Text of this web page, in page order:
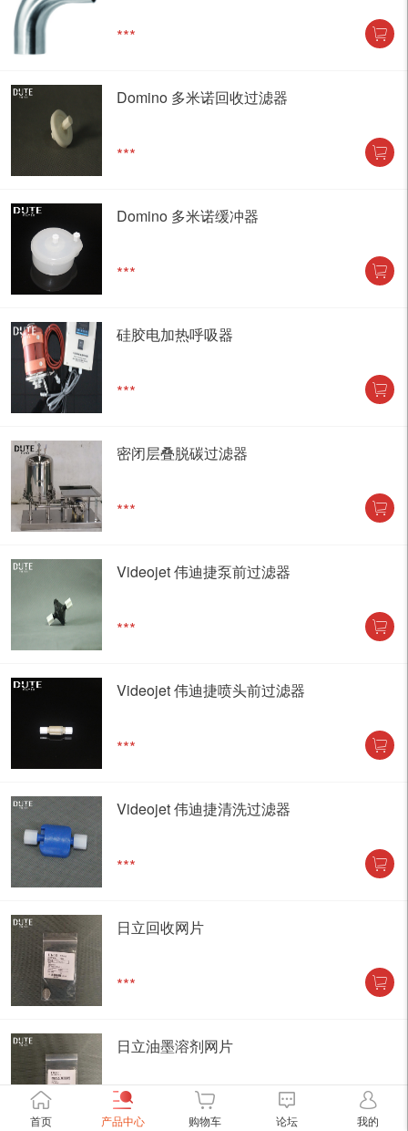
首页 产品中心 购物车 论坛 我的
***
Domino 多米诺回收过滤器
***
Domino 多米诺缓冲器
***
硅胶电加热呼吸器
***
密闭层叠脱碳过滤器
***
Videojet 伟迪捷泵前过滤器
***
Videojet 伟迪捷喷头前过滤器
***
Videojet 伟迪捷清洗过滤器
***
日立回收网片
***
日立油墨溶剂网片
***